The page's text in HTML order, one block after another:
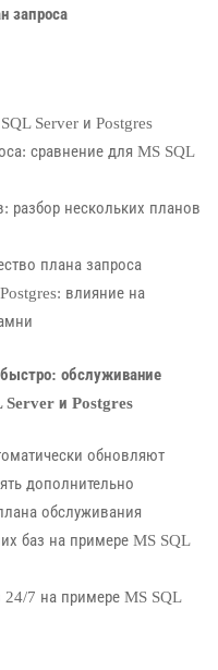
запроса
Server и Postgres
сравнение для MS SQL
нескольких планов
плана запроса
влияние на
обслуживание
Server и Postgres
обновляют
дополнительно
обслуживания
баз на примере MS SQL
7 на примере MS SQL